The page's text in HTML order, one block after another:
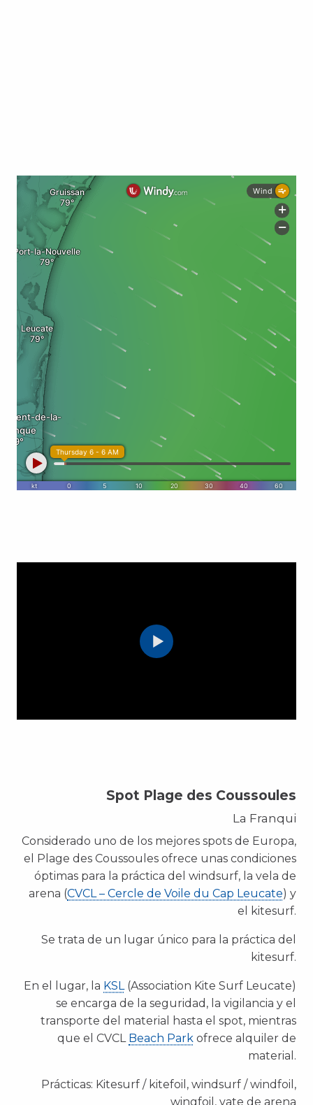
Spot Plage des Coussoules
La Franqui
Considerado uno de los mejores spots de Europa,
el Plage des Coussoules ofrece unas condiciones
óptimas para la práctica del windsurf, la vela de
arena (CVCL – Cercle de Voile du Cap Leucate) y
el kitesurf.
Se trata de un lugar único para la práctica del
kitesurf.
En el lugar, la KSL(Association Kite Surf Leucate)
se encarga de la seguridad, la vigilancia y el
transporte del material hasta el spot, mientras
que el CVCL Beach Park ofrece alquiler de
material.
Prácticas: Kitesurf / kitefoil, windsurf / windfoil,
wingfoil, yate de arena